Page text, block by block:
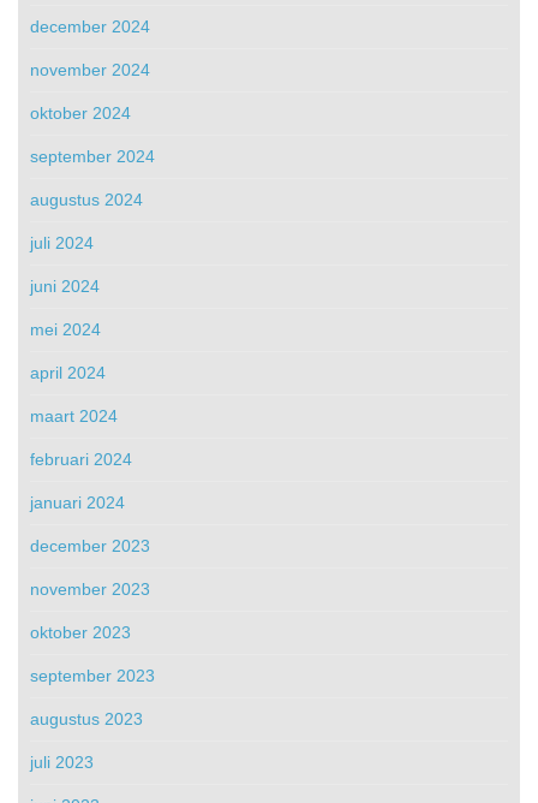
december 2024
november 2024
oktober 2024
september 2024
augustus 2024
juli 2024
juni 2024
mei 2024
april 2024
maart 2024
februari 2024
januari 2024
december 2023
november 2023
oktober 2023
september 2023
augustus 2023
juli 2023